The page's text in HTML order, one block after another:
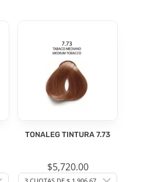
TONALEG TINTURA 7.73
$5,720.00